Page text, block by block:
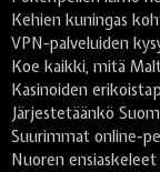
Kehien kuningas
VPN-palveluiden
Koe kaikki, mitä
Kasinoiden
Järjestetäänkö
Suurimmat online-
Nuoren